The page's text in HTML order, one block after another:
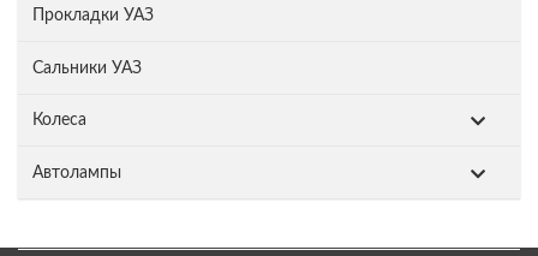
Прокладки УАЗ
Сальники УАЗ
Колеса
Автолампы